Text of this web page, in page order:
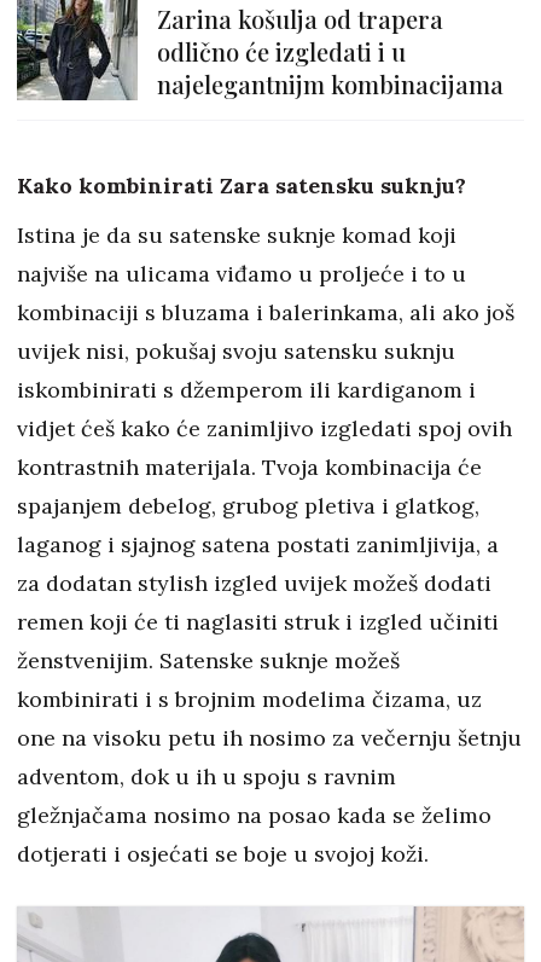
Zarina košulja od trapera
odlično će izgledati i u
najelegantnijm kombinacijama
Kako kombinirati Zara satensku suknju?
Istina je da su satenske suknje komad koji
najviše na ulicama viđamo u proljeće i to u
kombinaciji s bluzama i balerinkama, ali ako još
uvijek nisi, pokušaj svoju satensku suknju
iskombinirati s džemperom ili kardiganom i
vidjet ćeš kako će zanimljivo izgledati spoj ovih
kontrastnih materijala. Tvoja kombinacija će
spajanjem debelog, grubog pletiva i glatkog,
laganog i sjajnog satena postati zanimljivija, a
za dodatan stylish izgled uvijek možeš dodati
remen koji će ti naglasiti struk i izgled učiniti
ženstvenijim. Satenske suknje možeš
kombinirati i s brojnim modelima čizama, uz
one na visoku petu ih nosimo za večernju šetnju
adventom, dok u ih u spoju s ravnim
gležnjačama nosimo na posao kada se želimo
dotjerati i osjećati se boje u svojoj koži.